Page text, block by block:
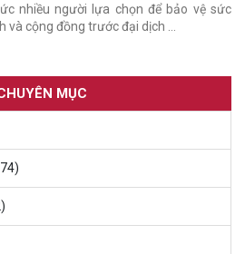
nhiều người lựa chọn để bảo vệ sức
và cộng đồng trước đại dịch …
MỤC